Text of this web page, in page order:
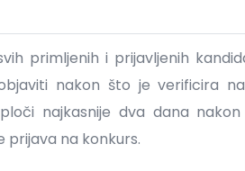
primljenih i prijavljenih
nakon što je verificira
najkasnije dva dana
prijava na konkurs.